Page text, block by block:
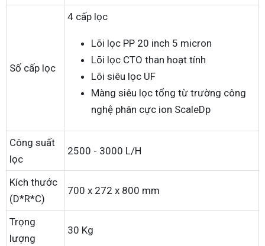
Số cấp lọc
4 cấp lọc
Lõi lọc PP 20 inch 5 micron
Lõi lọc CTO than hoạt tính
Lõi siêu lọc UF
Màng siêu lọc tổng từ trường công
nghệ phân cực ion ScaleDp
Công suất
lọc
2500 - 3000 L/H
Kích thước
(D*R*C)
700 x 272 x 800 mm
Trọng
lượng
30 Kg